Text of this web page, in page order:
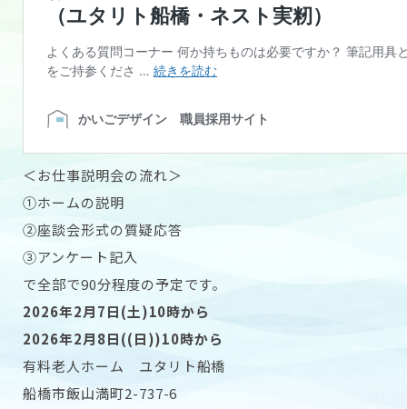
＜お仕事説明会の流れ＞
①ホームの説明
②座談会形式の質疑応答
③アンケート記入
で全部で90分程度の予定です。
2026年2月7日(土)10時から
2026年2月8日((日))10時から
有料老人ホーム ユタリト船橋
船橋市飯山満町2-737-6